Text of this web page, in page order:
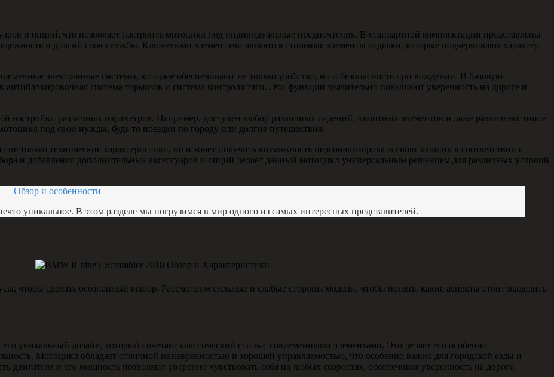
и опций, что позволяет настроить мотоцикл под индивидуальные предпочтения. В стандартной комплектации представлены
и долгий срок службы. Ключевыми элементами являются стильные элементы отделки, которые подчеркивают характер
электронные системы, которые обеспечивают не только удобство, но и безопасность при вождении. В базовую
система тормозов и система контроля тяги. Эти функции значительно повышают уверенность на дороге и
настройки различных параметров. Например, доступен выбор различных сидений, защитных элементов и даже различных типов
под свои нужды, будь то поездки по городу или долгие путешествия.
только технические характеристики, но и хочет получить возможность персонализировать свою машину в соответствии с
и добавления дополнительных аксессуаров и опций делает данный мотоцикл универсальным решением для различных условий
— Обзор и особенности
уникальное. В этом разделе мы погрузимся в мир одного из самых интересных представителей.
чтобы сделать осознанный выбор. Рассмотрим сильные и слабые стороны модели, чтобы понять, какие аспекты стоит выделить
уникальный дизайн, который сочетает классический стиль с современными элементами. Это делает его особенно
Мотоцикл обладает отличной маневренностью и хорошей управляемостью, что особенно важно для городской езды и
и его мощность позволяют уверенно чувствовать себя на любых скоростях, обеспечивая уверенность на дороге.